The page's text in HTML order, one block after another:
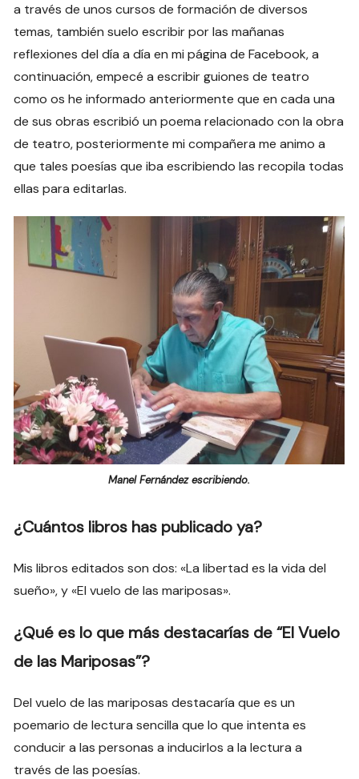
a través de unos cursos de formación de diversos
temas, también suelo escribir por las mañanas
reflexiones del día a día en mi página de Facebook, a
continuación, empecé a escribir guiones de teatro
como os he informado anteriormente que en cada una
de sus obras escribió un poema relacionado con la obra
de teatro, posteriormente mi compañera me animo a
que tales poesías que iba escribiendo las recopila todas
ellas para editarlas.
Manel Fernández escribiendo.
¿Cuántos libros has publicado ya?
Mis libros editados son dos: «La libertad es la vida del
sueño», y «El vuelo de las mariposas».
¿Qué es lo que más destacarías de “El Vuelo
de las Mariposas”?
Del vuelo de las mariposas destacaría que es un
poemario de lectura sencilla que lo que intenta es
conducir a las personas a inducirlos a la lectura a
través de las poesías.